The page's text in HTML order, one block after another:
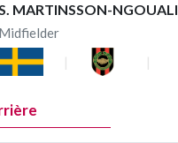
MARTINSSON-NGOUALI
Midfielder